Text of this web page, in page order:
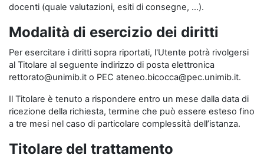
docenti (quale valutazioni, esiti di consegne, …).
Modalità di esercizio dei diritti
Per esercitare i diritti sopra riportati, l'Utente potrà rivolgersi
al Titolare al seguente indirizzo di posta elettronica
rettorato@unimib.it o PEC ateneo.bicocca@pec.unimib.it.
Il Titolare è tenuto a rispondere entro un mese dalla data di
ricezione della richiesta, termine che può essere esteso fino
a tre mesi nel caso di particolare complessità dell’istanza.
Titolare del trattamento